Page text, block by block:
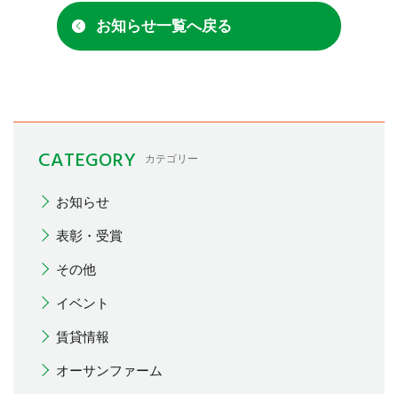
お知らせ一覧へ戻る
CATEGORY カテゴリー
お知らせ
表彰・受賞
その他
イベント
賃貸情報
オーサンファーム